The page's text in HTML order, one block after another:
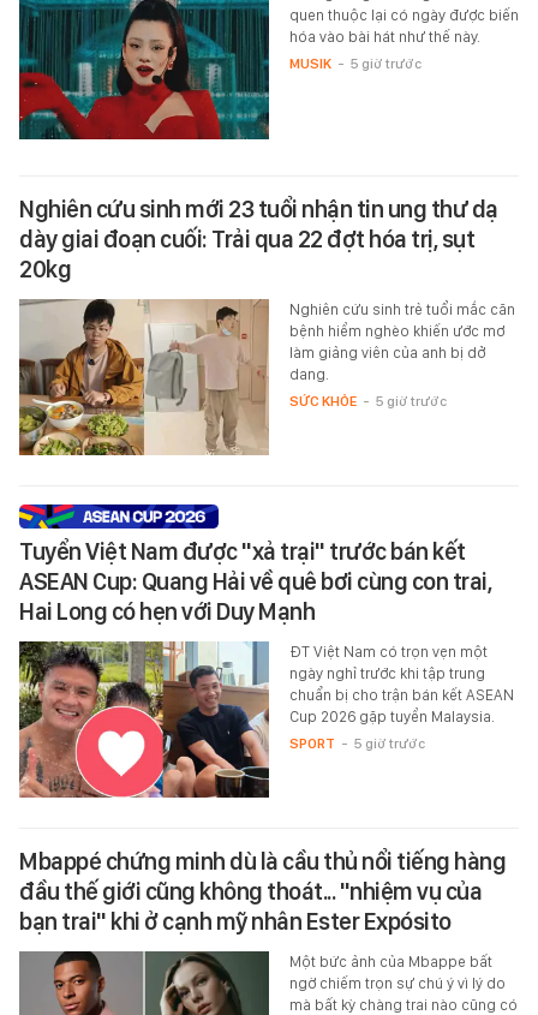
quen thuộc lại có ngày được biến
hóa vào bài hát như thế này.
MUSIK - 5 giờ trước
Nghiên cứu sinh mới 23 tuổi nhận tin ung thư dạ
dày giai đoạn cuối: Trải qua 22 đợt hóa trị, sụt
20kg
Nghiên cứu sinh trẻ tuổi mắc căn
bệnh hiểm nghèo khiến ước mơ
làm giảng viên của anh bị dở
dang.
SỨC KHỎE - 5 giờ trước
Tuyển Việt Nam được "xả trại" trước bán kết
ASEAN Cup: Quang Hải về quê bơi cùng con trai,
Hai Long có hẹn với Duy Mạnh
ĐT Việt Nam có trọn vẹn một
ngày nghỉ trước khi tập trung
chuẩn bị cho trận bán kết ASEAN
Cup 2026 gặp tuyển Malaysia.
SPORT - 5 giờ trước
Mbappé chứng minh dù là cầu thủ nổi tiếng hàng
đầu thế giới cũng không thoát... "nhiệm vụ của
bạn trai" khi ở cạnh mỹ nhân Ester Expósito
Một bức ảnh của Mbappe bất
ngờ chiếm trọn sự chú ý vì lý do
mà bất kỳ chàng trai nào cũng có